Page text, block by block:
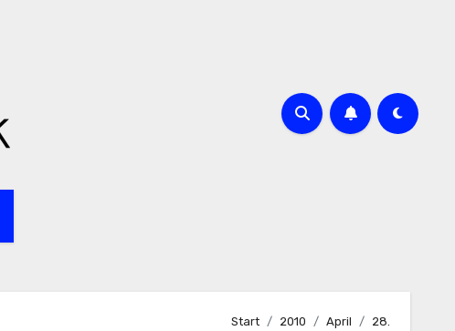
Start 2010 April 28.